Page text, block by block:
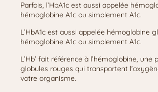
Parfois, l’HbA1c est aussi appelée
hémoglobine A1c ou simplement A1c.
L’HbA1c est aussi appelée hémoglobine
hémoglobine A1c ou simplement A1c.
L’Hb’ fait référence à l’hémoglobine, une
globules rouges qui transportent
votre organisme.